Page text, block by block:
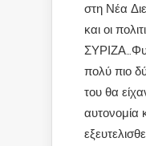
στη Νέα
και οι
πολύ πιο
του θα
αυτονομία